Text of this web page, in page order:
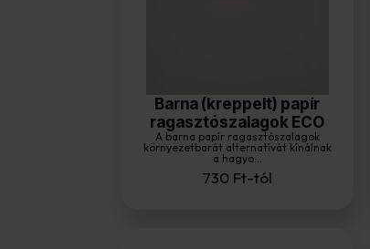
Barna (kreppelt) papír
ragasztószalagok ECO
A barna papír ragasztószalagok
környezetbarát alternatívát kínálnak
a hagyo...
730 Ft-tól